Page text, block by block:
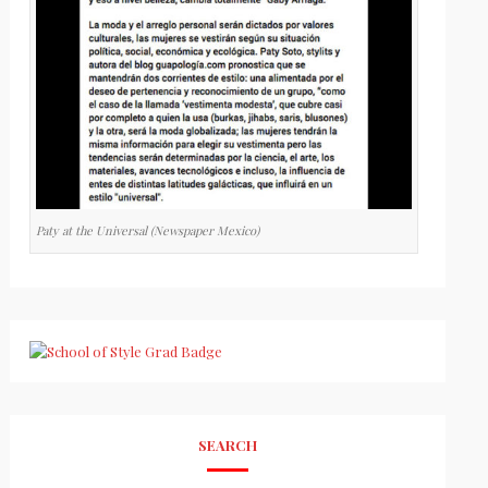
Paty at the Universal (Newspaper Mexico)
SEARCH